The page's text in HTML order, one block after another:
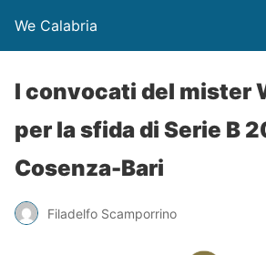
We Calabria
I convocati del mister
per la sfida di Serie B
Cosenza-Bari
Filadelfo Scamporrino